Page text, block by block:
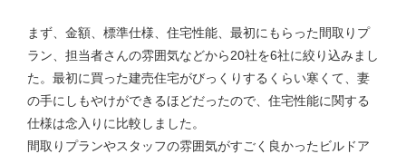
まず、金額、標準仕様、住宅性能、最初にもらった間取りプ
ラン、担当者さんの雰囲気などから20社を6社に絞り込みまし
た。最初に買った建売住宅がびっくりするくらい寒くて、妻
の手にしもやけができるほどだったので、住宅性能に関する
仕様は念入りに比較しました。
間取りプランやスタッフの雰囲気がすごく良かったビルドア